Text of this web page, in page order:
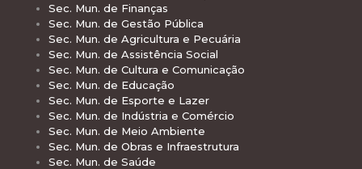
Sec. Mun. de Finanças
Sec. Mun. de Gestão Pública
Sec. Mun. de Agricultura e Pecuária
Sec. Mun. de Assistência Social
Sec. Mun. de Cultura e Comunicação
Sec. Mun. de Educação
Sec. Mun. de Esporte e Lazer
Sec. Mun. de Indústria e Comércio
Sec. Mun. de Meio Ambiente
Sec. Mun. de Obras e Infraestrutura
Sec. Mun. de Saúde